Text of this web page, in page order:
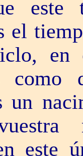
el
en
como
un
este